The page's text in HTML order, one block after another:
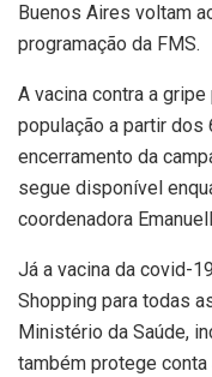
Buenos Aires voltam
programação da FMS.
A vacina contra a
população a partir dos
encerramento da
segue disponível
coordenadora
Já a vacina da covid-
Shopping para todas
Ministério da Saúde,
também protege conta